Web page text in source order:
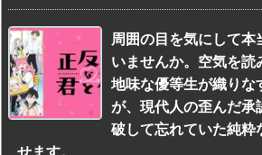
周囲の目を気にして本
いませんか。空気を読
地味な優等生が織りな
が、現代人の歪んだ承
破して忘れていた純粋